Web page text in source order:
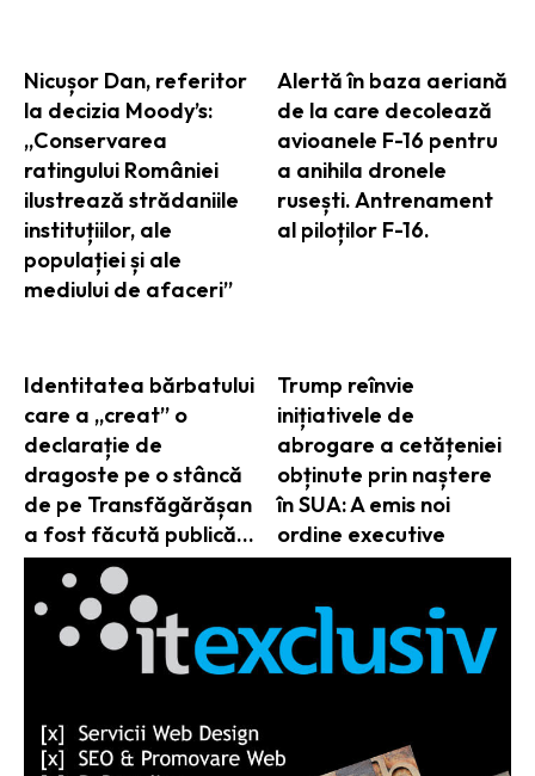
Nicușor Dan, referitor
la decizia Moody’s:
„Conservarea
ratingului României
ilustrează strădaniile
instituțiilor, ale
populației și ale
mediului de afaceri”
Alertă în baza aeriană
de la care decolează
avioanele F-16 pentru
a anihila dronele
rusești. Antrenament
al piloților F-16.
Identitatea bărbatului
care a „creat” o
declarație de
dragoste pe o stâncă
de pe Transfăgărășan
a fost făcută publică…
Trump reînvie
inițiativele de
abrogare a cetățeniei
obținute prin naștere
în SUA: A emis noi
ordine executive